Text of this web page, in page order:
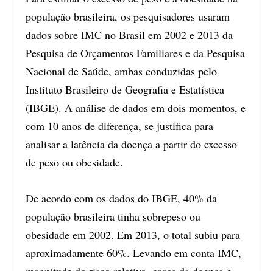
população brasileira, os pesquisadores usaram
dados sobre IMC no Brasil em 2002 e 2013 da
Pesquisa de Orçamentos Familiares e da Pesquisa
Nacional de Saúde, ambas conduzidas pelo
Instituto Brasileiro de Geografia e Estatística
(IBGE). A análise de dados em dois momentos, e
com 10 anos de diferença, se justifica para
analisar a latência da doença a partir do excesso
de peso ou obesidade.
De acordo com os dados do IBGE, 40% da
população brasileira tinha sobrepeso ou
obesidade em 2002. Em 2013, o total subiu para
aproximadamente 60%. Levando em conta IMC,